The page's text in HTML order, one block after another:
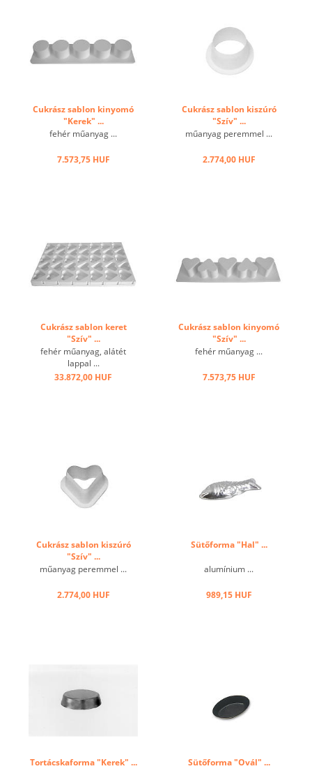
Cukrász sablon kinyomó
"Kerek" ...
fehér műanyag ...
7.573,75 HUF
Cukrász sablon kiszúró
"Szív" ...
műanyag peremmel ...
2.774,00 HUF
Cukrász sablon keret
"Szív" ...
fehér műanyag, alátét
lappal ...
33.872,00 HUF
Cukrász sablon kinyomó
"Szív" ...
fehér műanyag ...
7.573,75 HUF
Cukrász sablon kiszúró
"Szív" ...
műanyag peremmel ...
2.774,00 HUF
Sütőforma "Hal" ...
alumínium ...
989,15 HUF
Tortácskaforma "Kerek" ... Sütőforma "Ovál" ...